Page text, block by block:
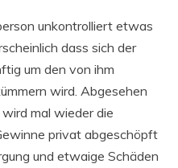
unkontrolliert etwas
dass sich der
um den von ihm
wird. Abgesehen
mal wieder die
privat abgeschöpft
und etwaige Schäden